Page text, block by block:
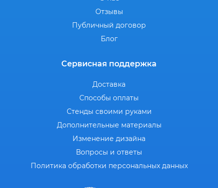
Отзывы
Публичный договор
Блог
Сервисная поддержка
Доставка
Способы оплаты
Стенды своими руками
Дополнительные материалы
Изменение дизайна
Вопросы и ответы
Политика обработки персональных данных